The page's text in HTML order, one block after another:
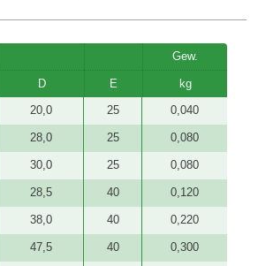
Gew.
D E kg
20,0 25 0,040
28,0 25 0,080
30,0 25 0,080
28,5 40 0,120
38,0 40 0,220
47,5 40 0,300